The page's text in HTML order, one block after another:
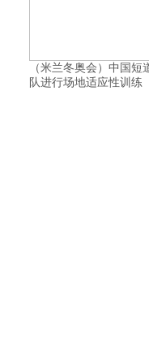
（米兰冬奥会）中国短
队进行场地适应性训练